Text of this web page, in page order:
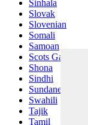
Sinhala
Slovak
Slovenian
Somali
Samoan
Scots Gaelic
Shona
Sindhi
Sundanese
Swahili
Tajik
Tamil